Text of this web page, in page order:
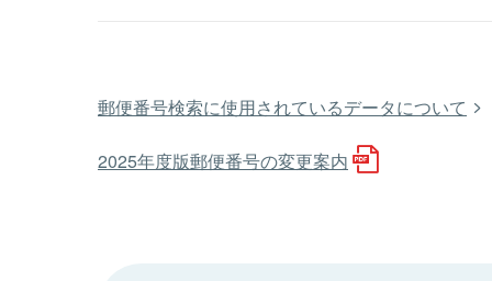
郵便番号検索に使用されているデータについて
2025年度版郵便番号の変更案内